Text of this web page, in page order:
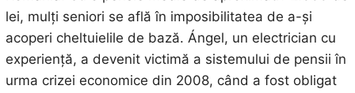
lei, mulți seniori se află în imposibilitatea de a-și
acoperi cheltuielile de bază. Ángel, un electrician cu
experiență, a devenit victimă a sistemului de pensii în
urma crizei economice din 2008, când a fost obligat